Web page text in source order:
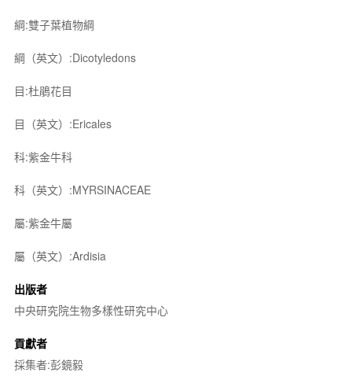
綱:雙子葉植物綱
綱（英文）:Dicotyledons
目:杜鵑花目
目（英文）:Ericales
科:紫金牛科
科（英文）:MYRSINACEAE
屬:紫金牛屬
屬（英文）:Ardisia
出版者
中央研究院生物多樣性研究中心
貢獻者
採集者:彭鏡毅